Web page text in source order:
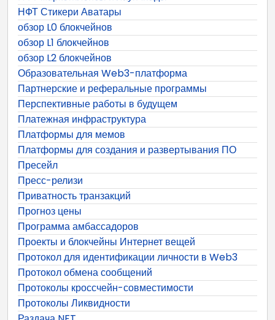
НФТ Стикери Аватары
обзор L0 блокчейнов
обзор L1 блокчейнов
обзор L2 блокчейнов
Образовательная Web3-платформа
Партнерские и реферальные программы
Перспективные работы в будущем
Платежная инфраструктура
Платформы для мемов
Платформы для создания и развертывания ПО
Пресейл
Пресс-релизи
Приватность транзакций
Прогноз цены
Программа амбассадоров
Проекты и блокчейны Интернет вещей
Протокол для идентификации личности в Web3
Протокол обмена сообщений
Протоколы кроссчейн-совместимости
Протоколы Ликвидности